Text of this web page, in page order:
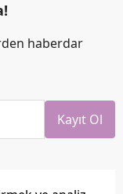
haberdar
Kayıt Ol